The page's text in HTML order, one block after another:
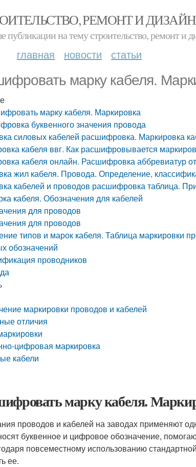
РЕМОНТ И ДИЗАЙН
публикации на тему строительство, ремонт и
главная новости статьи
марку кабеля.
марку кабеля. Маркировка
буквенного значения провода
силовых кабелей расшифровка. Маркировка
кабеля ввг. Как расшифровывается
кабеля онлайн. Расшифровка аббревиатур
жил кабеля. Провода. Определение,
кабелей и проводов расшифровка таблица.
кабеля. Обозначения для кабелей
для проводов
для проводов
типов и марок кабеля. Таблица маркировки
обозначений
проводников
маркировки проводов и кабелей
отличия
цифровая маркировка
кабели
марку кабеля.
проводов и кабелей на заводах применяют
буквенное и цифровое обозначение,
повсеместному использованию
ее.